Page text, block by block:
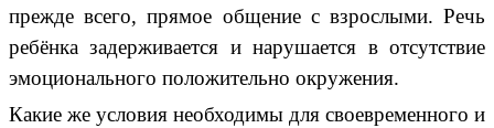
прежде всего, прямое общение с взрослыми. Речь
ребёнка задерживается и нарушается в отсутствие
эмоционального положительно окружения.
Какие же условия необходимы для своевременного и